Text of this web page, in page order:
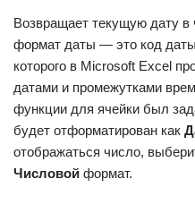
Возвращает текущую дату
формат даты — это код
которого в Microsoft Excel
датами и промежутками
функции для ячейки был
будет отформатирован как
отображаться число,
Числовой формат.